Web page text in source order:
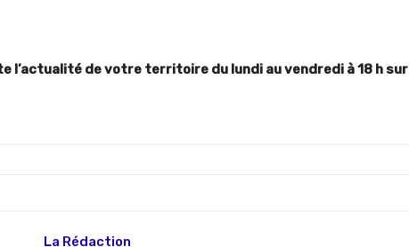
l’actualité de votre territoire du lundi au vendredi à 18 h sur
La Rédaction